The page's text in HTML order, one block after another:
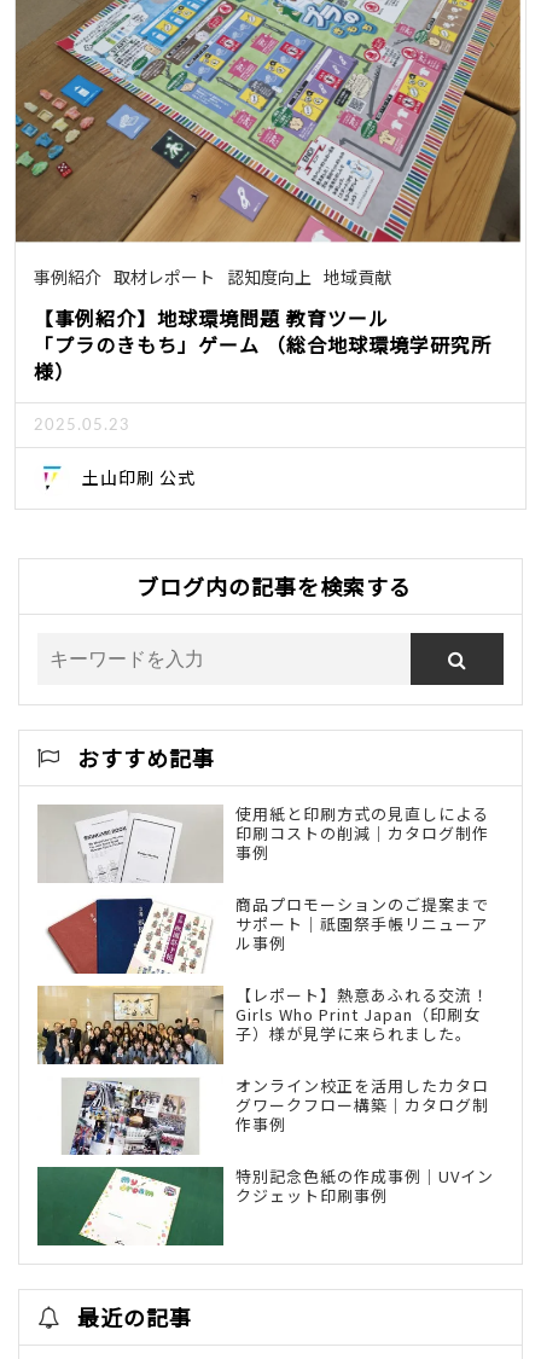
事例紹介 取材レポート 認知度向上 地域貢献
【事例紹介】地球環境問題 教育ツール
「プラのきもち」ゲーム （総合地球環境学研究所
様）
2025.05.23
土山印刷 公式
ブログ内の記事を検索する
おすすめ記事
使用紙と印刷方式の見直しによる
印刷コストの削減｜カタログ制作
事例
商品プロモーションのご提案まで
サポート｜祇園祭手帳リニューア
ル事例
【レポート】熱意あふれる交流！
Girls Who Print Japan（印刷女
子）様が見学に来られました。
オンライン校正を活用したカタロ
グワークフロー構築｜カタログ制
作事例
特別記念色紙の作成事例｜UVイン
クジェット印刷事例
最近の記事